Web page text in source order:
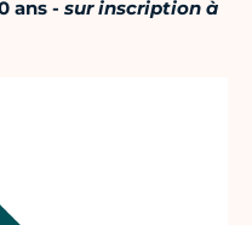
ans - sur inscription à